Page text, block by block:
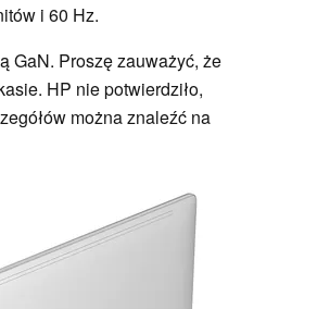
i 60 Hz.
GaN. Proszę zauważyć, że
HP nie potwierdziło,
można znaleźć na